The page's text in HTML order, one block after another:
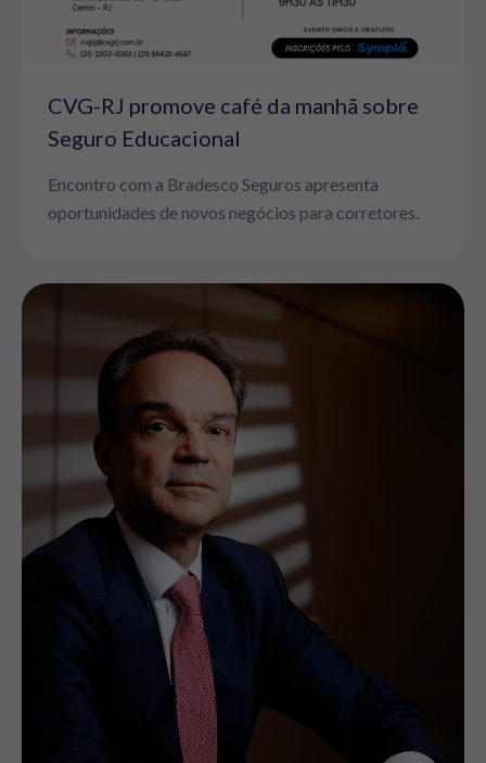
CVG-RJ promove café da manhã sobre
Seguro Educacional
Encontro com a Bradesco Seguros apresenta
oportunidades de novos negócios para corretores.